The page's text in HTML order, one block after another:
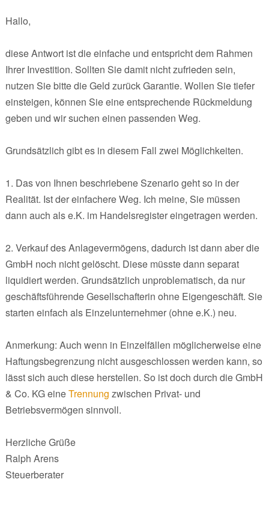
Hallo,
diese Antwort ist die einfache und entspricht dem Rahmen
Ihrer Investition. Sollten Sie damit nicht zufrieden sein,
nutzen Sie bitte die Geld zurück Garantie. Wollen Sie tiefer
einsteigen, können Sie eine entsprechende Rückmeldung
geben und wir suchen einen passenden Weg.
Grundsätzlich gibt es in diesem Fall zwei Möglichkeiten.
1. Das von Ihnen beschriebene Szenario geht so in der
Realität. Ist der einfachere Weg. Ich meine, Sie müssen
dann auch als e.K. im Handelsregister eingetragen werden.
2. Verkauf des Anlagevermögens, dadurch ist dann aber die
GmbH noch nicht gelöscht. Diese müsste dann separat
liquidiert werden. Grundsätzlich unproblematisch, da nur
geschäftsführende Gesellschafterin ohne Eigengeschäft. Sie
starten einfach als Einzelunternehmer (ohne e.K.) neu.
Anmerkung: Auch wenn in Einzelfällen möglicherweise eine
Haftungsbegrenzung nicht ausgeschlossen werden kann, so
lässt sich auch diese herstellen. So ist doch durch die GmbH
& Co. KG eineTrennung zwischen Privat- und
Betriebsvermögen sinnvoll.
Herzliche Grüße
Ralph Arens
Steuerberater